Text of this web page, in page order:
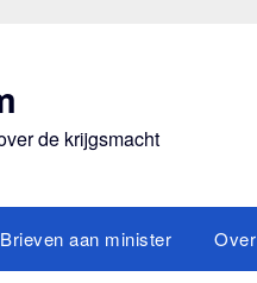
de krijgsmacht
Brieven aan minister Over